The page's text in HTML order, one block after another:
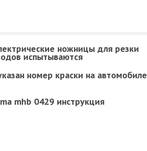
ножницы для резки
испытываются
номер краски на автомобиле
mhb 0429 инструкция